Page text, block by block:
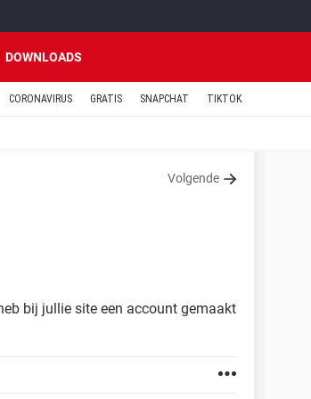
DOWNLOADS
CORONAVIRUS GRATIS SNAPCHAT TIKTOK
Volgende
bij jullie site een account gemaakt